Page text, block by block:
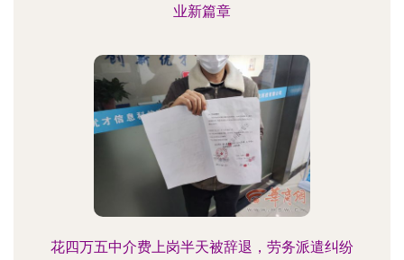
业新篇章
花四万五中介费上岗半天被辞退，劳务派遣纠纷